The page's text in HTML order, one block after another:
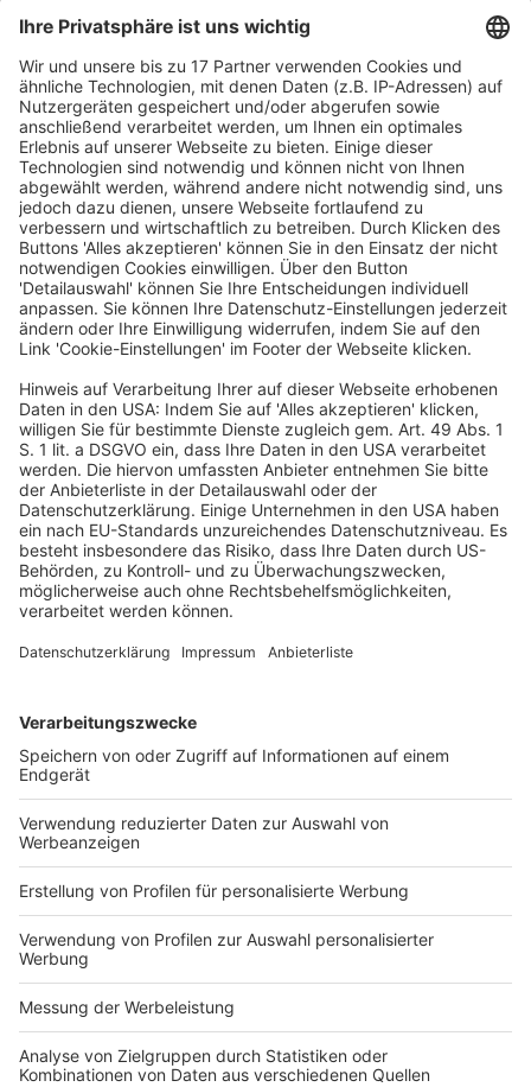
Weise soll eine schnelle und einvernehmliche Einigung
der Beteiligten befördert werden. Zudem soll die ADS
das Recht erhalten, in Gerichtsverfahren, die
Diskriminierungen betreffen, als Beistand aufzutreten
oder auf Ersuchen des Gerichts eine Stellungnahme
einzureichen. Arbeitsabläufe der
Antidiskriminierungsstelle des Bundes und ihrer
Einbindung bei Vorhaben der Bundesregierung sollen
konkretisiert werden. Diese Änderungen dienen der
Umsetzung von zwei EU-Richtlinien über Standards für
Gleichbehandlungsstellen.
Anpassung der „Kirchenklausel“
Die sogenannte „Kirchenklausel“ im AGG (§ 9 AGG
soll an höchstgerichtliche Anforderungen angepasst
werden. Die Vorschrift erlaubt es
Religionsgemeinschaften und deren Einrichtungen
innerhalb gewisser Grenzen, Beschäftigte wegen der
Religion oder Weltanschauung unterschiedlich zu
behandeln. Es soll klargestellt werden, dass dafür ein
Bezug zwischen der Religion oder Weltanschauung und
der konkreten Art der Tätigkeit der betroffenen
Beschäftigten oder der Umstände ihrer Ausübung
bestehen muss.
Vereinfachte und verbesserte Rechtsanwendung
Der Gesetzesentwurf sieht weitere Klarstellungen und
Nachjustierungen vor, die die Rechtsanwendung
vereinfachen und verbessern sollen: Das
Diskriminierungsmerkmal „Alter“ soll durch
„Lebensalter“ ersetzt werden. Außerdem soll der
zivilrechtliche Diskriminierungsschutz bei
Schwangerschaft und Mutterschaft verbessert werden.
Den Gesetzentwurf und Antworten auf häufige Fragen
finden Sie hier .
BMJV, PM Nr. 34/2026 v. 06. Mai 2026